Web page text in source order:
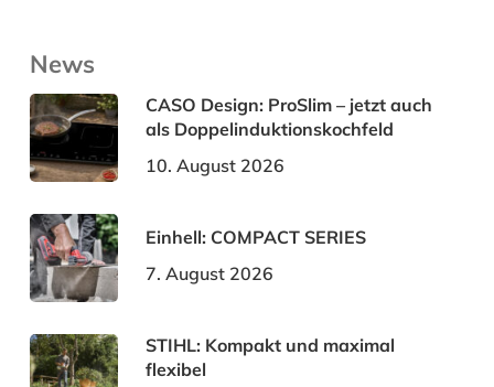
News
CASO Design: ProSlim – jetzt auch
als Doppelinduktionskochfeld
10. August 2026
Einhell: COMPACT SERIES
7. August 2026
STIHL: Kompakt und maximal
flexibel